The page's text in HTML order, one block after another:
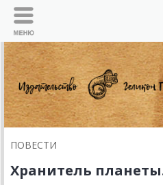
ПОВЕСТИ
Хранитель